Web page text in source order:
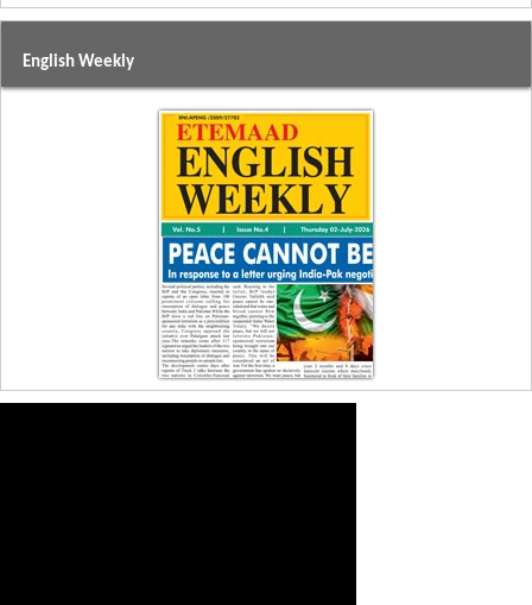
English Weekly